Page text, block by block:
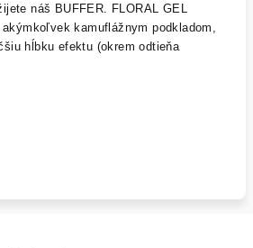
náš BUFFER. FLORAL GEL
kamuflážnym podkladom,
hĺbku efektu (okrem odtieňa